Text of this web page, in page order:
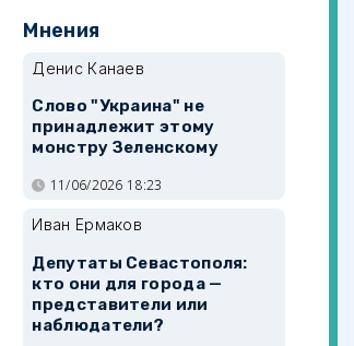
Мнения
Денис Канаев
Слово "Украина" не
принадлежит этому
монстру Зеленскому
11/06/2026 18:23
Иван Ермаков
Депутаты Севастополя:
кто они для города —
представители или
наблюдатели?